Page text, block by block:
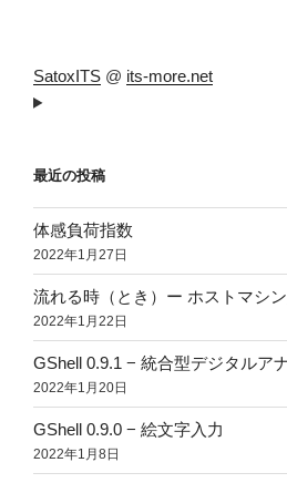
SatoxITS @ its-more.net
最近の投稿
体感負荷指数
2022年1月27日
流れる時（とき）ー ホストマシ
2022年1月22日
GShell 0.9.1 − 統合型デジタルア
2022年1月20日
GShell 0.9.0 − 絵文字入力
2022年1月8日